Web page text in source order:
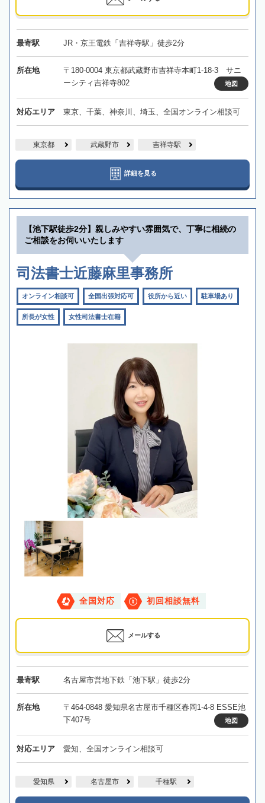
最寄駅 JR・京王電鉄「吉祥寺駅」徒歩2分
所在地
〒180-0004 東京都武蔵野市吉祥寺本町1-18-3 サニ
ーシティ吉祥寺802
地図
対応エリア 東京、千葉、神奈川、埼玉、全国オンライン相談可
東京都 武蔵野市 吉祥寺駅
詳細を見る
【池下駅徒歩2分】親しみやすい雰囲気で、丁寧に相続の
ご相談をお伺いいたします
司法書士近藤麻里事務所
オンライン相談可 全国出張対応可 役所から近い 駐車場あり
所長が女性 女性司法書士在籍
全国対応 初回相談無料
メールする
最寄駅 名古屋市営地下鉄「池下駅」徒歩2分
所在地
〒464-0848 愛知県名古屋市千種区春岡1-4-8 ESSE池
下407号
地図
対応エリア 愛知、全国オンライン相談可
愛知県 名古屋市 千種駅